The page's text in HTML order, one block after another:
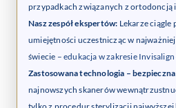
przypadkach związanych z ortodoncją
Nasz zespół ekspertów: Lekarze ciągle
umiejętności uczestnicząc w
świecie –edukacja w zakresie
Zastosowana technologia –
najnowszych skanerów
tylko z procedur sterylizacji najwyższej